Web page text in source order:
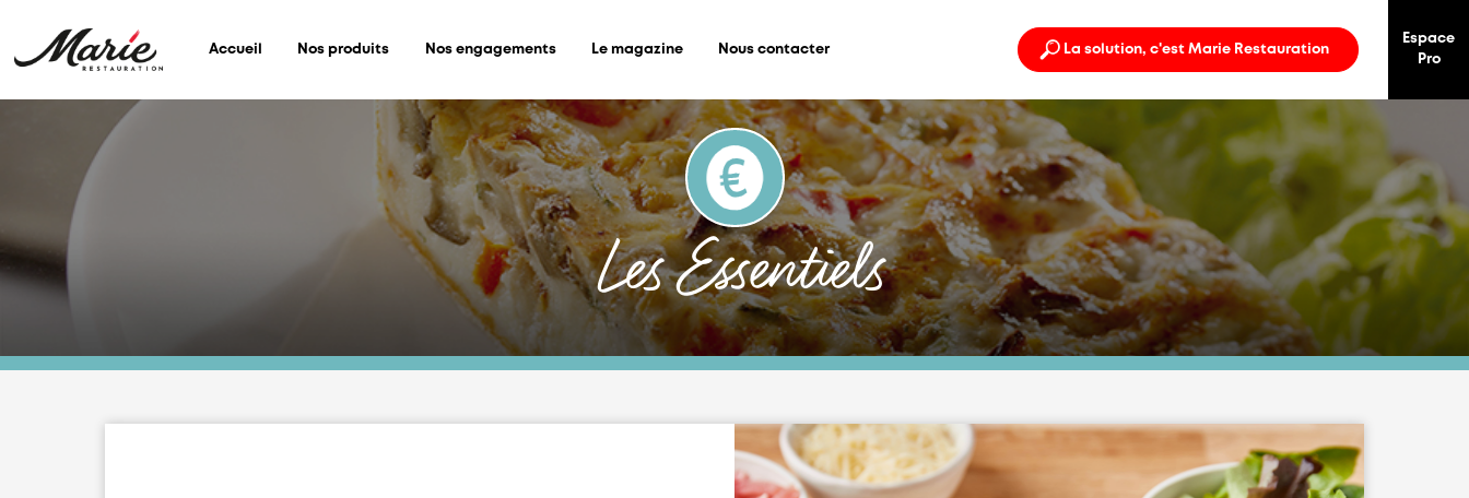
Espace
Pro
Accueil Nos produits Nos engagements Le magazine Nous contacter La solution, c'est Marie Restauration
Les Essentiels
Nous utilisons des cookies pour nous
notre site et à des fins analytiques.
Vous pouvez changer d'avis à tout
moment en cliquant sur l'icône
présente sur chaque page de notre
site. En autorisant ces services tiers,
vous acceptez le dépôt et la lecture
de cookies et l'utilisation de
technologies de suivi nécessaires à